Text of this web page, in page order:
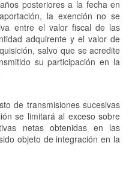
posteriores a la fecha en
la exención no se
entre el valor fiscal de las
adquirente y el valor de
salvo que se acredite
su participación en la
de transmisiones sucesivas
se limitará al exceso sobre
netas obtenidas en las
objeto de integración en la